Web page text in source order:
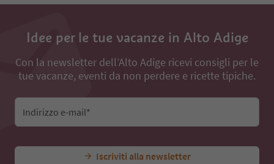
Idee per le tue vacanze in Alto Adige
Con la newsletter dell’Alto Adige ricevi consigli per le
tue vacanze, eventi da non perdere e ricette tipiche.
Indirizzo e-mail*
Iscriviti alla newsletter